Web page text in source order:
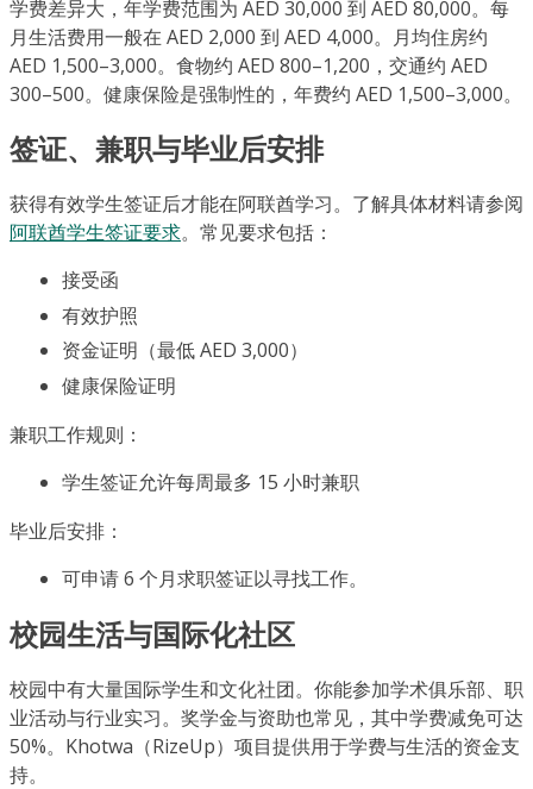
学费差异大，年学费范围为 AED 30,000 到 AED 80,000。每
月生活费用一般在 AED 2,000 到 AED 4,000。月均住房约
AED 1,500–3,000。食物约 AED 800–1,200，交通约 AED
300–500。健康保险是强制性的，年费约 AED 1,500–3,000。
签证、兼职与毕业后安排
获得有效学生签证后才能在阿联酋学习。了解具体材料请参阅
阿联酋学生签证要求。常见要求包括：
接受函
有效护照
资金证明（最低 AED 3,000）
健康保险证明
兼职工作规则：
学生签证允许每周最多 15 小时兼职
毕业后安排：
可申请 6 个月求职签证以寻找工作。
校园生活与国际化社区
校园中有大量国际学生和文化社团。你能参加学术俱乐部、职
业活动与行业实习。奖学金与资助也常见，其中学费减免可达
50%。Khotwa（RizeUp）项目提供用于学费与生活的资金支
持。